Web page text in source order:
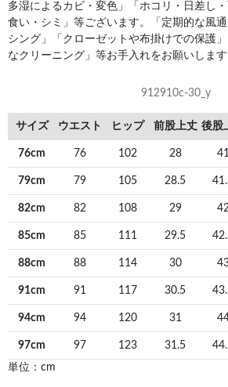
多湿によるカビ・変色」「ホコリ・日差し
食い・シミ」等ございます。「定期的な風
シング」「クローゼットや布掛けでの保護
なクリーニング」等お手入れをお願いします
912910c-30_y
サイズ ウエスト ヒップ 前股上丈 後股
76cm 76 102 28
79cm 79 105 28.5
82cm 82 108 29
85cm 85 111 29.5
88cm 88 114 30
91cm 91 117 30.5
94cm 94 120 31
97cm 97 123 31.5
単位：cm